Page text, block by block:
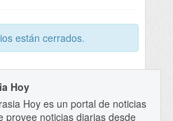
están cerrados.
Hoy
Hoy es un portal de noticias
provee noticias diarias desde